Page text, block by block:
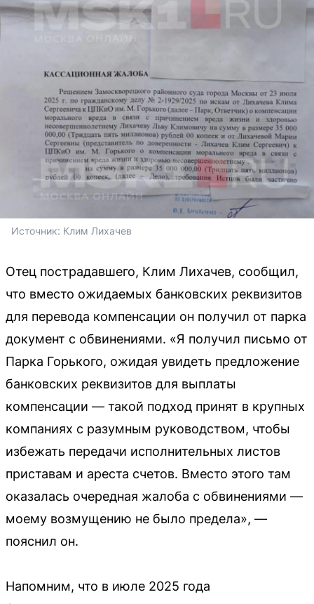
Источник: Клим Лихачев
Отец пострадавшего, Клим Лихачев, сообщил,
что вместо ожидаемых банковских реквизитов
для перевода компенсации он получил от парка
документ с обвинениями. «Я получил письмо от
Парка Горького, ожидая увидеть предложение
банковских реквизитов для выплаты
компенсации — такой подход принят в крупных
компаниях с разумным руководством, чтобы
избежать передачи исполнительных листов
приставам и ареста счетов. Вместо этого там
оказалась очередная жалоба с обвинениями —
моему возмущению не было предела», —
пояснил он.
Напомним, что в июле 2025 года